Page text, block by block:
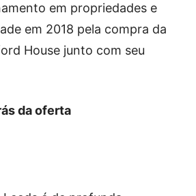
em propriedades e
em 2018 pela compra da
House junto com seu
da oferta